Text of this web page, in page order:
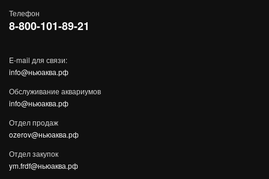
Телефон
8-800-101-89-21
E-mail для связи:
info@ньюаква.рф
Обслуживание аквариумов
info@ньюаква.рф
Отдел продаж
ozerov@ньюаква.рф
Отдел закупок
ym.frdf@ньюаква.рф